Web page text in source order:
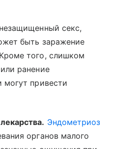
секс,
быть заражение
того, слишком
ранение
могут привести
Эндометриоз
органов малого